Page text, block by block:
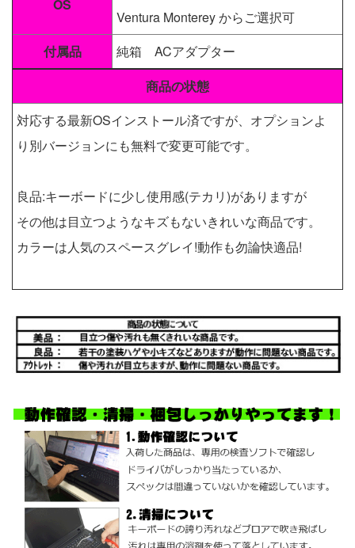
OS
Ventura Monterey からご選択可
付属品
純箱 ACアダプター
商品の状態
対応する最新OSインストール済ですが、オプションよ
り別バージョンにも無料で変更可能です。
良品:キーボードに少し使用感(テカリ)がありますが
その他は目立つようなキズもないきれいな商品です。
カラーは人気のスペースグレイ!動作も勿論快適品!